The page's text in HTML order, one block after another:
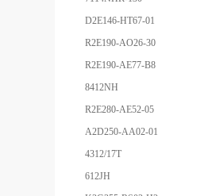
D2E146-HT67-01
R2E190-AO26-30
R2E190-AE77-B8
8412NH
R2E280-AE52-05
A2D250-AA02-01
4312/17T
612JH